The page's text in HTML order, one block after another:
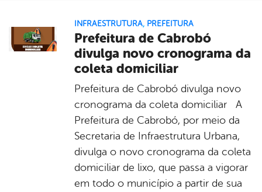
INFRAESTRUTURA, PREFEITURA
Prefeitura de Cabrobó
divulga novo cronograma da
coleta domiciliar
Prefeitura de Cabrobó divulga novo
cronograma da coleta domiciliar A
Prefeitura de Cabrobó, por meio da
Secretaria de Infraestrutura Urbana,
divulga o novo cronograma da coleta
domiciliar de lixo, que passa a vigorar
em todo o município a partir de sua